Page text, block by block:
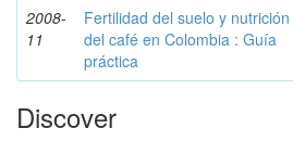
2008-
11
Fertilidad del suelo y nutrición
del café en Colombia : Guía
práctica
Discover